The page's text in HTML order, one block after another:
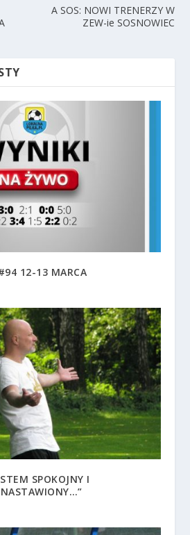
A SOS: NOWI TRENERZY W
ZEW-ie SOSNOWIEC
12-13 MARCA
SPOKOJNY I